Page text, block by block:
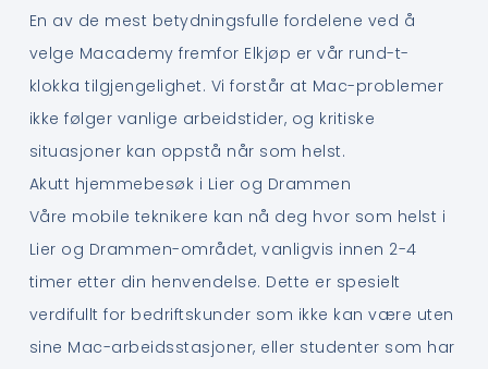
En av de mest betydningsfulle fordelene ved å
velge Macademy fremfor Elkjøp er vår rund-t-
klokka tilgjengelighet. Vi forstår at Mac-problemer
ikke følger vanlige arbeidstider, og kritiske
situasjoner kan oppstå når som helst.
Akutt hjemmebesøk i Lier og Drammen
Våre mobile teknikere kan nå deg hvor som helst i
Lier og Drammen-området, vanligvis innen 2-4
timer etter din henvendelse. Dette er spesielt
verdifullt for bedriftskunder som ikke kan være uten
sine Mac-arbeidsstasjoner, eller studenter som har